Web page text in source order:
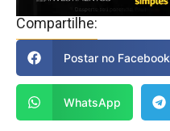
Compartilhe:
Postar no Facebook
WhatsApp